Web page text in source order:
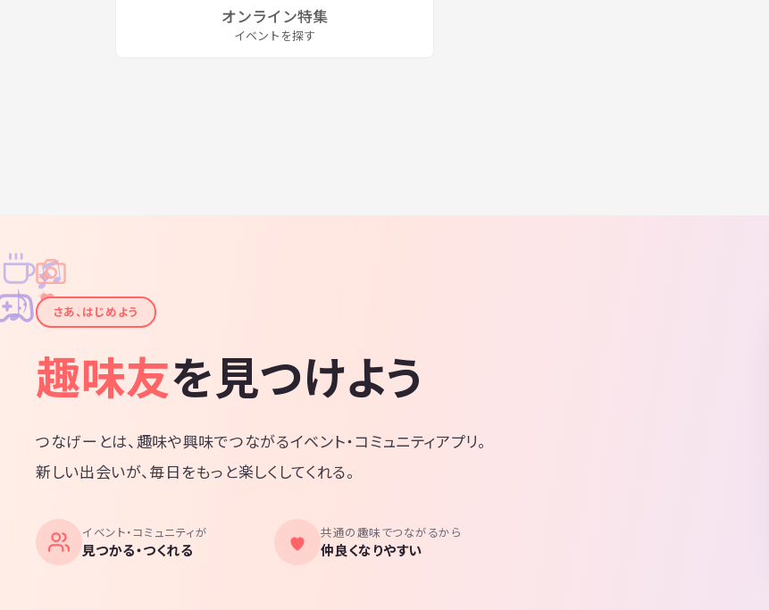
オンライン特集
イベントを探す
✦
✦
✧
✧
♪
♫
さあ、はじめよう
趣味友を見つけよう
つなげーとは、趣味や興味でつながるイベント・コミュニティアプリ。
新しい出会いが、毎日をもっと楽しくしてくれる。
イベント・コミュニティが
見つかる・つくれる
共通の趣味でつながるから
仲良くなりやすい